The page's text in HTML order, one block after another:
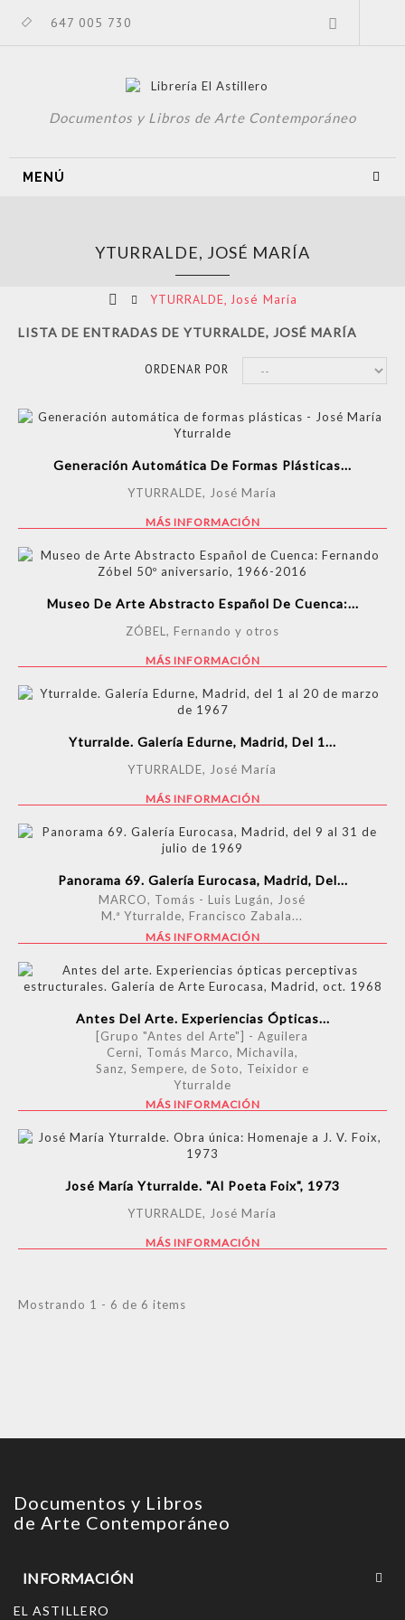
647 005 730
Documentos y Libros de Arte Contemporáneo
MENÚ
YTURRALDE, JOSÉ MARÍA
YTURRALDE, José María
LISTA DE ENTRADAS DE YTURRALDE, JOSÉ MARÍA
ORDENAR POR
Generación Automática De Formas Plásticas...
YTURRALDE, José María
MÁS INFORMACIÓN
Museo De Arte Abstracto Español De Cuenca:...
ZÓBEL, Fernando y otros
MÁS INFORMACIÓN
Yturralde. Galería Edurne, Madrid, Del 1...
YTURRALDE, José María
MÁS INFORMACIÓN
Panorama 69. Galería Eurocasa, Madrid, Del...
MARCO, Tomás - Luis Lugán, José
M.ª Yturralde, Francisco Zabala...
MÁS INFORMACIÓN
Antes Del Arte. Experiencias Ópticas...
[Grupo "Antes del Arte"] - Aguilera
Cerni, Tomás Marco, Michavila,
Sanz, Sempere, de Soto, Teixidor e
Yturralde
MÁS INFORMACIÓN
José María Yturralde. "Al Poeta Foix", 1973
YTURRALDE, José María
MÁS INFORMACIÓN
Mostrando 1 - 6 de 6 items
Documentos y Libros
de Arte Contemporáneo
INFORMACIÓN
EL ASTILLERO